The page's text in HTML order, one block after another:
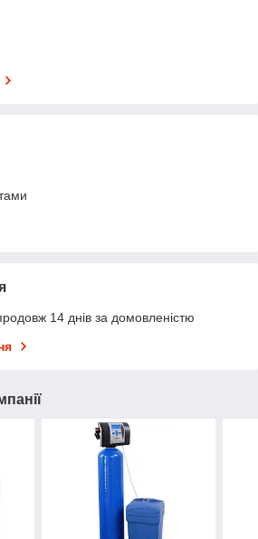
14 днів за домовленістю